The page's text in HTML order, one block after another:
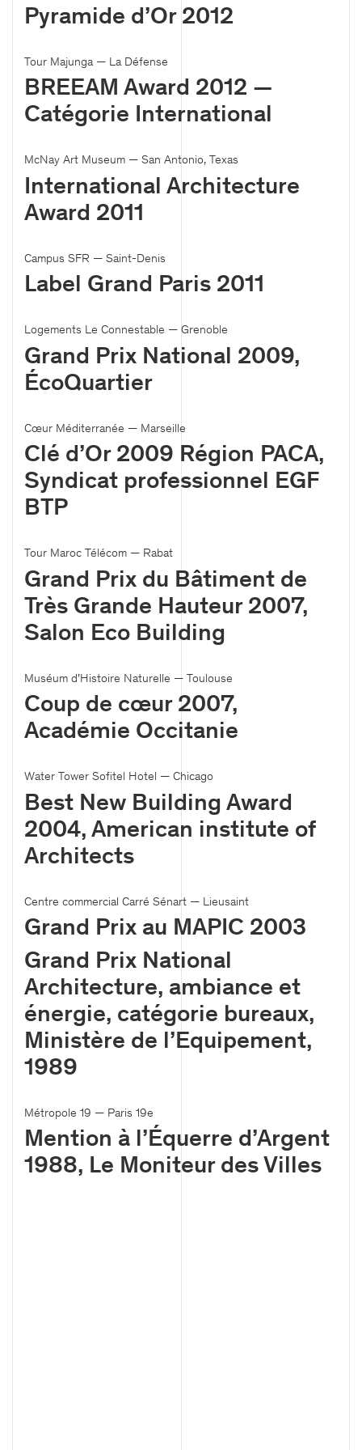
Pyramide d’Or 2012
Tour Majunga — La Défense
BREEAM Award 2012 —
Catégorie International
McNay Art Museum — San Antonio, Texas
International Architecture
Award 2011
Campus SFR — Saint-Denis
Label Grand Paris 2011
Logements Le Connestable — Grenoble
Grand Prix National 2009,
ÉcoQuartier
Cœur Méditerranée — Marseille
Clé d’Or 2009 Région PACA,
Syndicat professionnel EGF
BTP
Tour Maroc Télécom — Rabat
Grand Prix du Bâtiment de
Très Grande Hauteur 2007,
Salon Eco Building
Muséum d’Histoire Naturelle — Toulouse
Coup de cœur 2007,
Académie Occitanie
Water Tower Sofitel Hotel — Chicago
Best New Building Award
2004, American institute of
Architects
Centre commercial Carré Sénart — Lieusaint
Grand Prix au MAPIC 2003
Grand Prix National
Architecture, ambiance et
énergie, catégorie bureaux,
Ministère de l’Equipement,
1989
Métropole 19 — Paris 19e
Mention à l’Équerre d’Argent
1988, Le Moniteur des Villes